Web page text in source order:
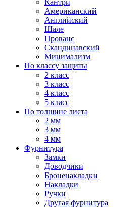
Кантри
Американский
Английский
Шале
Прованс
Скандинавский
Минимализм
По классу защиты
2 класс
3 класс
4 класс
5 класс
По толщине листа
2 мм
3 мм
4 мм
Фурнитура
Замки
Доводчики
Броненакладки
Накладки
Ручки
Другая фурнитура